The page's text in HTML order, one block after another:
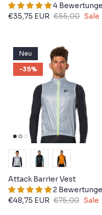
4
€35,75 EUR €55,00 Sale
Neu
-35%
Attack Barrier Vest
2
€48,75 EUR €75,00 Sale